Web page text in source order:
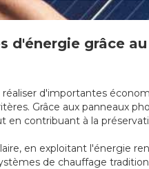
d'énergie grâce
réaliser d'importantes
Grâce aux panneaux
en contribuant à la
en exploitant l'énergie
de chauffage